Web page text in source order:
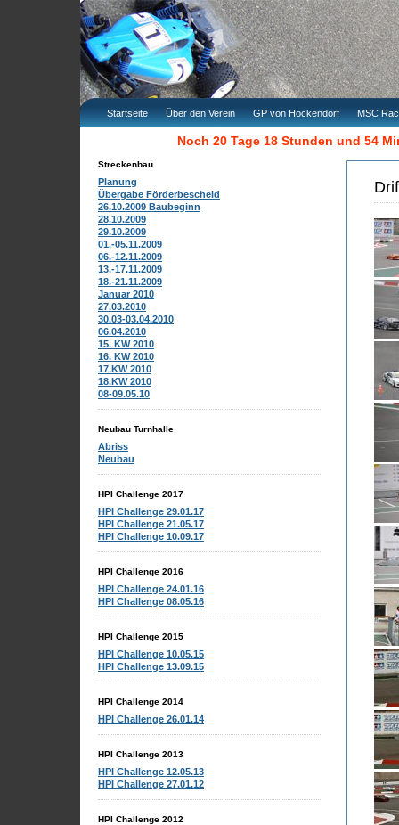
Noch 20 Tage 18 Stunden und 54
Startseite Über den Verein GP von Höckendorf MSC
Streckenbau
Planung
Übergabe Förderbescheid
26.10.2009 Baubeginn
28.10.2009
29.10.2009
01.-05.11.2009
06.-12.11.2009
13.-17.11.2009
18.-21.11.2009
Januar 2010
27.03.2010
30.03-03.04.2010
06.04.2010
15. KW 2010
16. KW 2010
17.KW 2010
18.KW 2010
08-09.05.10
Neubau Turnhalle
Abriss
Neubau
HPI Challenge 2017
HPI Challenge 29.01.17
HPI Challenge 21.05.17
HPI Challenge 10.09.17
HPI Challenge 2016
HPI Challenge 24.01.16
HPI Challenge 08.05.16
HPI Challenge 2015
HPI Challenge 10.05.15
HPI Challenge 13.09.15
HPI Challenge 2014
HPI Challenge 26.01.14
HPI Challenge 2013
HPI Challenge 12.05.13
HPI Challenge 27.01.12
HPI Challenge 2012